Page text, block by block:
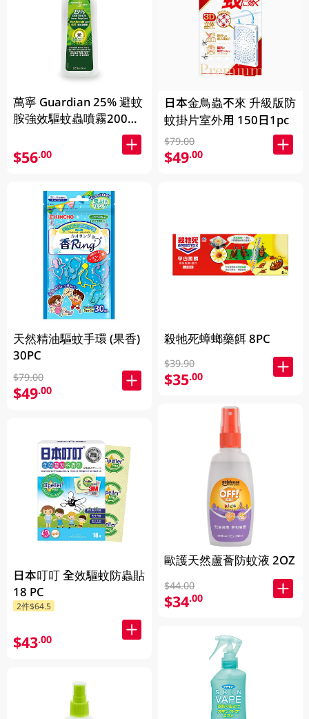
萬寧 Guardian 25% 避蚊
胺強效驅蚊蟲噴霧200毫
$56.00
天然精油驅蚊手環 (果香)
30PC
$79.00
$49.00
日本叮叮 全效驅蚊防蟲貼
18 PC
2件$64.5
$43.00
日本金鳥蟲不來 升級版防
蚊掛片室外用 150日1pc
$79.00
$49.00
殺牠死蟑螂藥餌 8PC
$39.90
$35.00
歐護天然蘆薈防蚊液 2OZ
$44.00
$34.00